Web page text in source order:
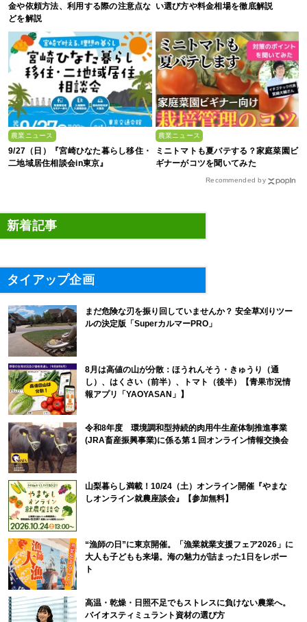
金や依頼方法、利用する際の注意点な
どを解説
い選び方や料金相場を徹底解説
農業ニュース
9/27（日）『宮崎ひなた暮らし移住・
二地域居住相談会in東京』
農業ニュース
ミニトマトも夏バテする？家庭菜園ビ
ギナーがコツを聞いてみた
Recommended by
新着記事
タイアップ企画
まだ危険な刃を振り回していませんか？ 安全草刈りツー
ルの決定版「SuperカルマーPRO」
8月は高値の山が分散：ほうれんそう・きゅうり（通
し）、はくさい（前半）、トマト（後半）【青果市況情
報アプリ「YAOYASAN」】
令和8年度 環境調和型持続的肉用牛生産体制推進事業
(JRA畜産振興事業)に係る第１回オンライン情報交換会
山梨暮らし満載！10/24（土）オンライン開催『やまな
しオンライン就農座談会』【参加無料】
“漁師の日”に東京開催。「漁業就業支援フェア2026」に
大人も子どもも来場。海の魅力が詰まった1日をレポー
ト
高温・乾燥・日照不足でもストレスに負けない農業へ。
バイオスティミュラント資材の選び方